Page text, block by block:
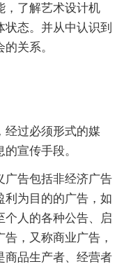
，了解艺术设计机
态。并从中认识到
关系。
经过必须形式的媒
宣传手段。
广告包括非经济广告
利为目的的广告，如
个人的各种公告、启
，又称商业广告，
商品生产者、经营者